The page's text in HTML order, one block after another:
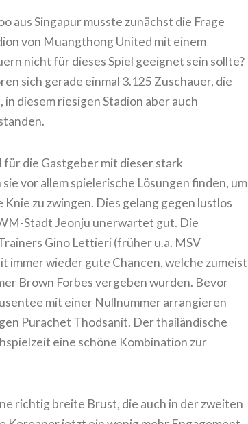
aus Singapur musste zunächst die Frage
von Muangthong United mit einem
nicht für dieses Spiel geeignet sein sollte?
sich gerade einmal 3.125 Zuschauer, die
diesem riesigen Stadion aber auch
die Gastgeber mit dieser stark
vor allem spielerische Lösungen finden, um
zu zwingen. Dies gelang gegen lustlos
Stadt Jeonju unerwartet gut. Die
Gino Lettieri (früher u.a. MSV
immer wieder gute Chancen, welche zumeist
Brown Forbes vergeben wurden. Bevor
mit einer Nullnummer arrangieren
Purachet Thodsanit. Der thailändische
eine schöne Kombination zur
richtig breite Brust, die auch in der zweiten